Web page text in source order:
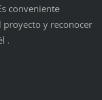
conveniente
proyecto y reconocer
.